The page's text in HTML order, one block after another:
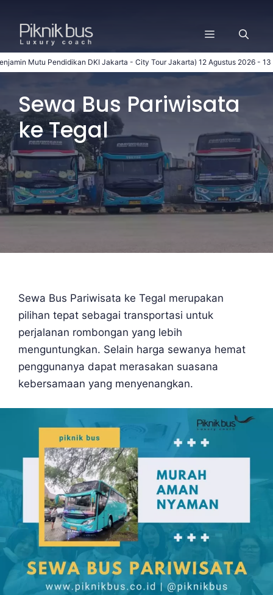
Menu
Pendidikan DKI Jakarta - City Tour Jakarta) 12 Agustus 2026 - 13 Agustus
Sewa Bus Pariwisata
ke Tegal
Sewa Bus Pariwisata ke Tegal merupakan
pilihan tepat sebagai transportasi untuk
perjalanan rombongan yang lebih
menguntungkan. Selain harga sewanya hemat
penggunanya dapat merasakan suasana
kebersamaan yang menyenangkan.